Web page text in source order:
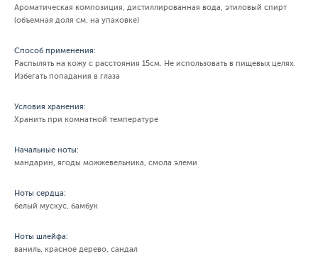
Ароматическая композиция, дистиллированная вода, этиловый спирт
(объемная доля см. на упаковке)
Способ применения:
Распылять на кожу с расстояния 15см. Не использовать в пищевых целях.
Избегать попадания в глаза
Условия хранения:
Хранить при комнатной температуре
Начальные ноты:
мандарин, ягоды можжевельника, смола элеми
Ноты сердца:
белый мускус, бамбук
Ноты шлейфа:
ваниль, красное дерево, сандал